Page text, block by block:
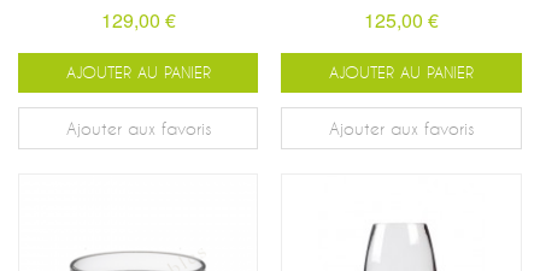
129,00 €
AJOUTER AU PANIER
Ajouter aux favoris
125,00 €
AJOUTER AU PANIER
Ajouter aux favoris